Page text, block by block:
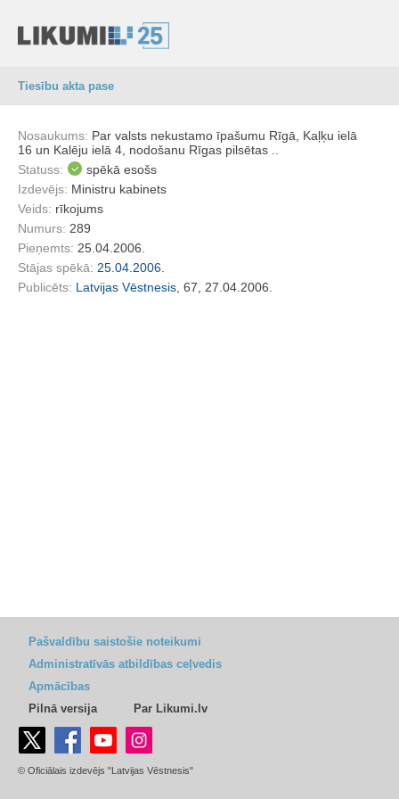
Tiesību akta pase
Nosaukums: Par valsts nekustamo īpašumu Rīgā, Kaļķu ielā
16 un Kalēju ielā 4, nodošanu Rīgas pilsētas ..
Statuss:
spēkā esošs
Izdevējs: Ministru kabinets
Veids: rīkojums
Numurs: 289
Pieņemts: 25.04.2006.
Stājas spēkā: 25.04.2006.
Publicēts: Latvijas Vēstnesis , 67, 27.04.2006.
Pašvaldību saistošie noteikumi
Administratīvās atbildības ceļvedis
Apmācības
Pilnā versija
Par Likumi.lv
© Oficiālais izdevējs "Latvijas Vēstnesis"